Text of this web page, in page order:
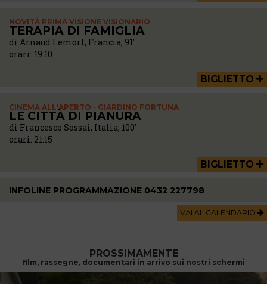
NOVITÀ PRIMA VISIONE VISIONARIO
TERAPIA DI FAMIGLIA
di Arnaud Lemort, Francia, 91'
orari: 19:10
BIGLIETTO
CINEMA ALL'APERTO - GIARDINO FORTUNA
LE CITTÀ DI PIANURA
di Francesco Sossai, Italia, 100'
orari: 21:15
BIGLIETTO
INFOLINE PROGRAMMAZIONE 0432 227798
VAI AL CALENDARIO
PROSSIMAMENTE
film, rassegne, documentari in arrivo sui nostri schermi